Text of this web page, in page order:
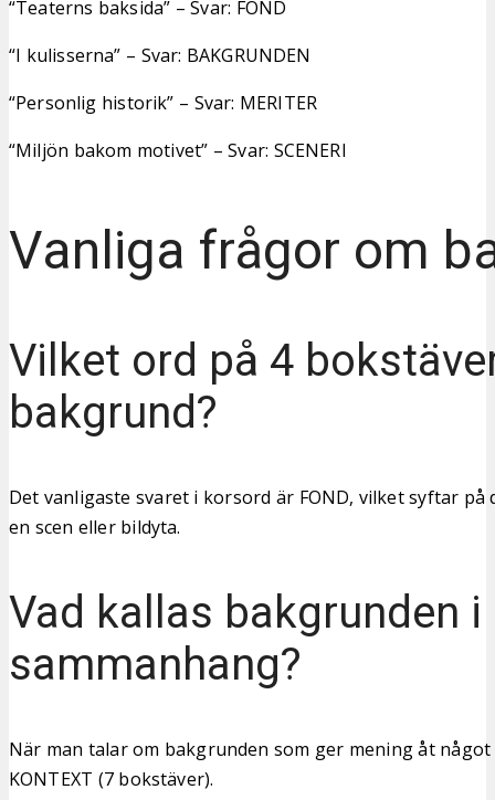
“Teaterns baksida” – Svar: FOND
“I kulisserna” – Svar: BAKGRUNDEN
“Personlig historik” – Svar: MERITER
“Miljön bakom motivet” – Svar: SCENERI
Vanliga frågor om
Vilket ord på 4
bakgrund?
Det vanligaste svaret i korsord är FOND, vilket syftar på
en scen eller bildyta.
Vad kallas bakgrunden
sammanhang?
När man talar om bakgrunden som ger mening åt
KONTEXT (7 bokstäver).